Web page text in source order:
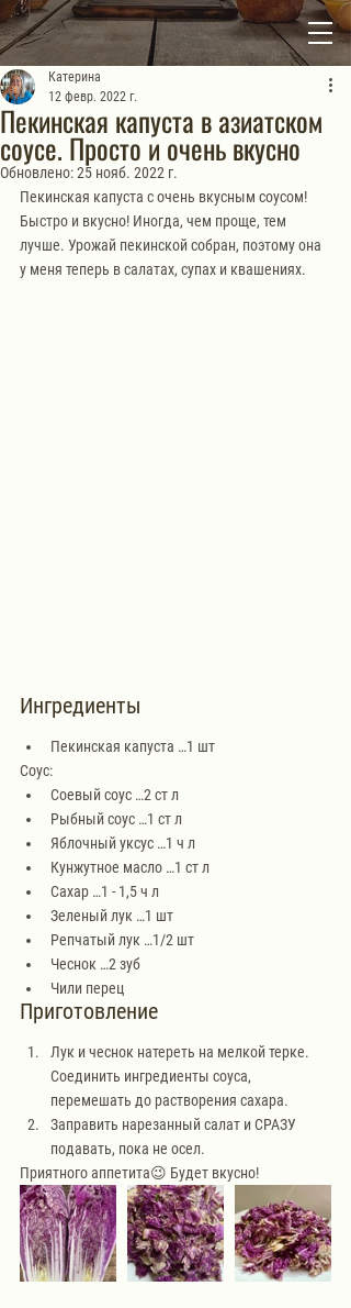
Пекинская капуста в азиатском
соусе. Просто и очень вкусно
Катерина
12 февр. 2022 г.
Обновлено:25 нояб. 2022 г.
Пекинская капуста с очень вкусным соусом!
Быстро и вкусно! Иногда, чем проще, тем
лучше. Урожай пекинской собран, поэтому она
у меня теперь в салатах, супах и квашениях.
Ингредиенты
Пекинская капуста …1 шт
Соус:
Соевый соус …2 ст л
Рыбный соус …1 ст л
Яблочный уксус …1 ч л
Кунжутное масло …1 ст л
Сахар …1 - 1,5 ч л
Зеленый лук …1 шт
Репчатый лук …1/2 шт
Чеснок …2 зуб
Чили перец
Приготовление
Лук и чеснок натереть на мелкой терке.
Соединить ингредиенты соуса,
перемешать до растворения сахара.
Заправить нарезанный салат и СРАЗУ
подавать, пока не осел.
Приятного аппетита😉 Будет вкусно!